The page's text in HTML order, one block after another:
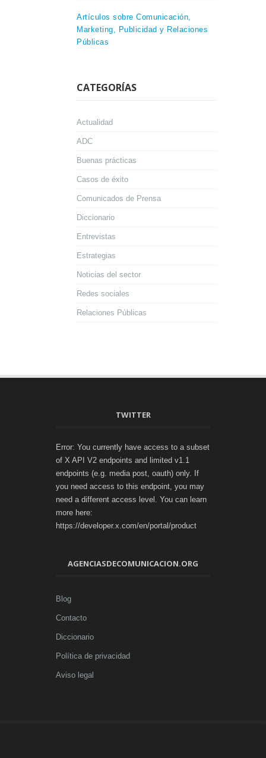
Artículos sobre Comunicación,
Marketing, Publicidad y Relaciones
Públicas
CATEGORÍAS
Actualidad
ADC
Buenas prácticas
Casos de éxito
Comunicados de Prensa
Diccionario
Entrevistas
Estrategias
Noticias del sector
Redes sociales
Relaciones Públicas
TWITTER
Error: You currently have access to a subset
of X API V2 endpoints and limited v1.1
endpoints (e.g. media post, oauth) only. If
you need access to this endpoint, you may
need a different access level. You can learn
more here:
https://developer.x.com/en/portal/product
AGENCIASDECOMUNICACION.ORG
Blog
Contacto
Diccionario
Política de privacidad
Aviso legal